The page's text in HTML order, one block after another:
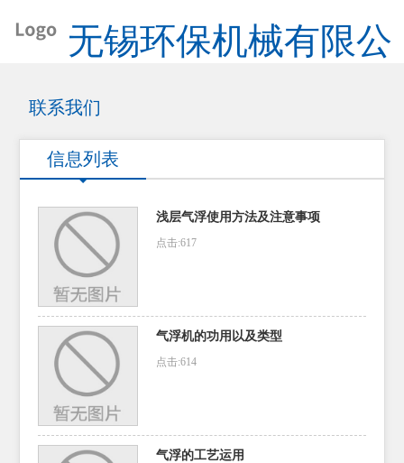
无锡环保机械有限公
司
联系我们
信息列表
浅层气浮使用方法及注意事项
点击:617
气浮机的功用以及类型
点击:614
气浮的工艺运用